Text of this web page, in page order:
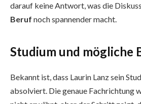
darauf keine Antwort, was die
Beruf noch spannender macht.
Studium und mögliche
Bekannt ist, dass Laurin Lanz sein
absolviert. Die genaue Fachrichtung